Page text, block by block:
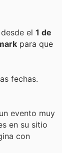
el 1 de
para que
fechas.
evento muy
en su sitio
con